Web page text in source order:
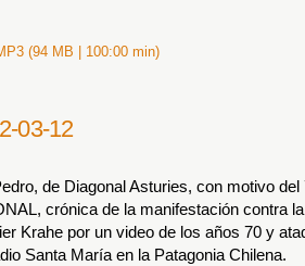
(94 MB | 100:00 min)
03-12
de Diagonal Asturies, con motivo del
crónica de la manifestación contra
Krahe por un video de los años 70 y
Santa María en la Patagonia Chilena.